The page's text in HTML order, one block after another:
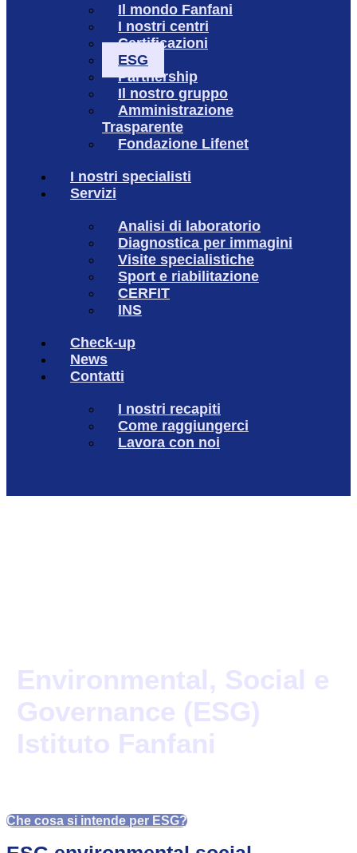
Il mondo Fanfani
I nostri centri
Certificazioni
ESG
Partnership
Il nostro gruppo
Amministrazione
Trasparente
Fondazione Lifenet
I nostri specialisti
Servizi
Analisi di laboratorio
Diagnostica per immagini
Visite specialistiche
Sport e riabilitazione
CERFIT
INS
Check-up
News
Contatti
I nostri recapiti
Come raggiungerci
Lavora con noi
Environmental, Social e
Governance (ESG)
Istituto Fanfani
Che cosa si intende per ESG?